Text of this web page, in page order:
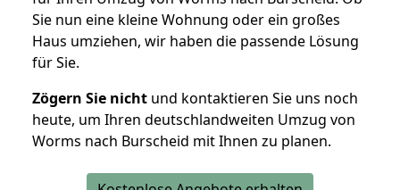
Sie nun eine kleine Wohnung oder ein großes
Haus umziehen, wir haben die passende Lösung
für Sie.
Zögern Sie nicht und kontaktieren Sie uns noch
heute, um Ihren deutschlandweiten Umzug von
Worms nach Burscheid mit Ihnen zu planen.